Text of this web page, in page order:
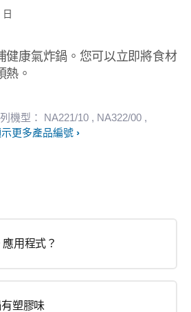
健康氣炸鍋。您可以立即將食材
熱。
機型： NA221/10 , NA322/00 ,
更多產品編號
用程式？
塑膠味